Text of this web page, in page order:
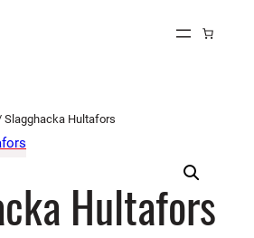
Slagghacka Hultafors
Hultafors